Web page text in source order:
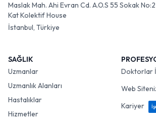
Maslak Mah. Ahi Evran Cd. A.O.S 55 Sokak
Kat Kolektif House
İstanbul, Türkiye
SAĞLIK
Uzmanlar
Uzmanlık Alanları
Hastalıklar
Hizmetler
Doktorlar
Web
Kariyer